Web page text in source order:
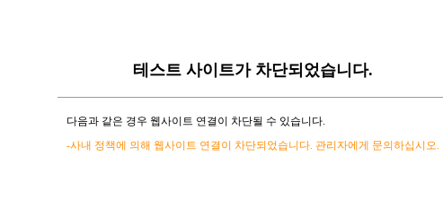
테스트 사이트가 차단되었습니다.
다음과 같은 경우 웹사이트 연결이 차단될 수 있습니다.
-사내 정책에 의해 웹사이트 연결이 차단되었습니다. 관리자에게 문의하십시오.